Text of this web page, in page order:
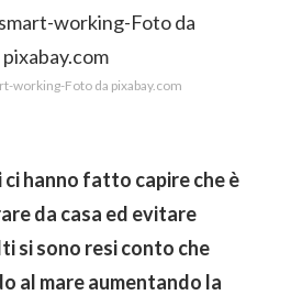
working-Foto da pixabay.com
ci hanno fatto capire che è
da casa ed evitare
si sono resi conto che
al mare aumentando la